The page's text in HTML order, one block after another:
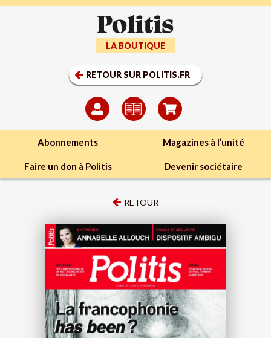
RETOUR SUR POLITIS.FR
LA BOUTIQUE
Abonnements Magazines à l’unité
Faire un don à Politis Devenir sociétaire
RETOUR